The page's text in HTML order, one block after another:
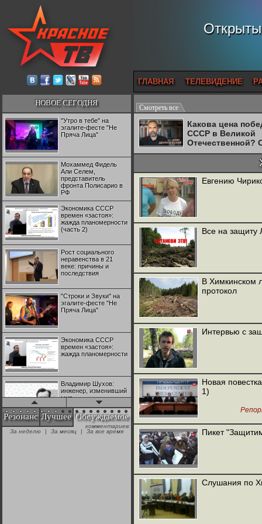
ГЛАВНАЯ ТЕЛЕВИДЕНИЕ
НОВОЕ СЕГОДНЯ
"Утро в тебе" на
эгалите-фесте "Не
Пряча Лица"
Мохаммед Фидель
Али Селем,
представитель
фронта Полисарио в
РФ
Экономика СССР
времен «застоя»:
жажда планомерности
(часть 2)
Рост социального
неравенства в 21
веке: причины и
последствия
"Строки и Звуки" на
эгалите-фесте "Не
Пряча Лица"
Экономика СССР
времен «застоя»:
жажда планомерности
Владимир Шухов:
инженер, изменивший
мир
"Аркадий Коц" на
эгалите-фесте "Не
Резонанс Лучшее Обсуждаемое
комментариев:
За неделю
| За месяц | За все время
Смотреть все
Какова цена
СССР в Великой
Отечественной?
Двуреченский о
Евгению
Все на защиту
В Химкинском
протокол
Интервью с
Новая
1)
Пикет
Слушания по